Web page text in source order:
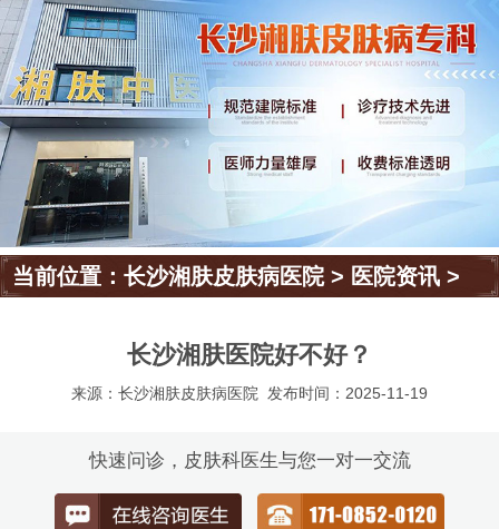
当前位置：长沙湘肤皮肤病医院> 医院资讯 >
长沙湘肤医院好不好？
来源：长沙湘肤皮肤病医院 发布时间：2025-11-19
快速问诊，皮肤科医生与您一对一交流